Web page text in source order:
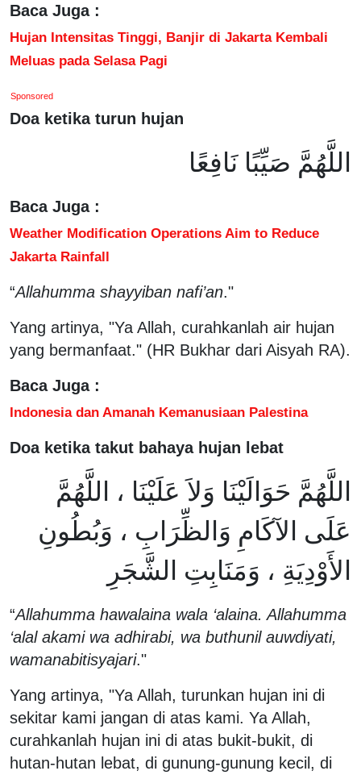
Baca Juga :
Hujan Intensitas Tinggi, Banjir di Jakarta Kembali
Meluas pada Selasa Pagi
Sponsored
Doa ketika turun hujan
اللَّهُمَّ صَيِّبًا نَافِعًا
Baca Juga :
Weather Modification Operations Aim to Reduce
Jakarta Rainfall
“Allahumma shayyiban nafi’an."
Yang artinya, "Ya Allah, curahkanlah air hujan
yang bermanfaat." (HR Bukhar dari Aisyah RA).
Baca Juga :
Indonesia dan Amanah Kemanusiaan Palestina
Doa ketika takut bahaya hujan lebat
اللَّهُمَّ حَوَالَيْنَا وَلاَ عَلَيْنَا ، اللَّهُمَّ
عَلَى الآكَامِ وَالظِّرَابِ ، وَبُطُونِ
الأَوْدِيَةِ ، وَمَنَابِتِ الشَّجَرِ
“Allahumma hawalaina wala ‘alaina. Allahumma
‘alal akami wa adhirabi, wa buthunil auwdiyati,
wamanabitisyajari."
Yang artinya, "Ya Allah, turunkan hujan ini di
sekitar kami jangan di atas kami. Ya Allah,
curahkanlah hujan ini di atas bukit-bukit, di
hutan-hutan lebat, di gunung-gunung kecil, di